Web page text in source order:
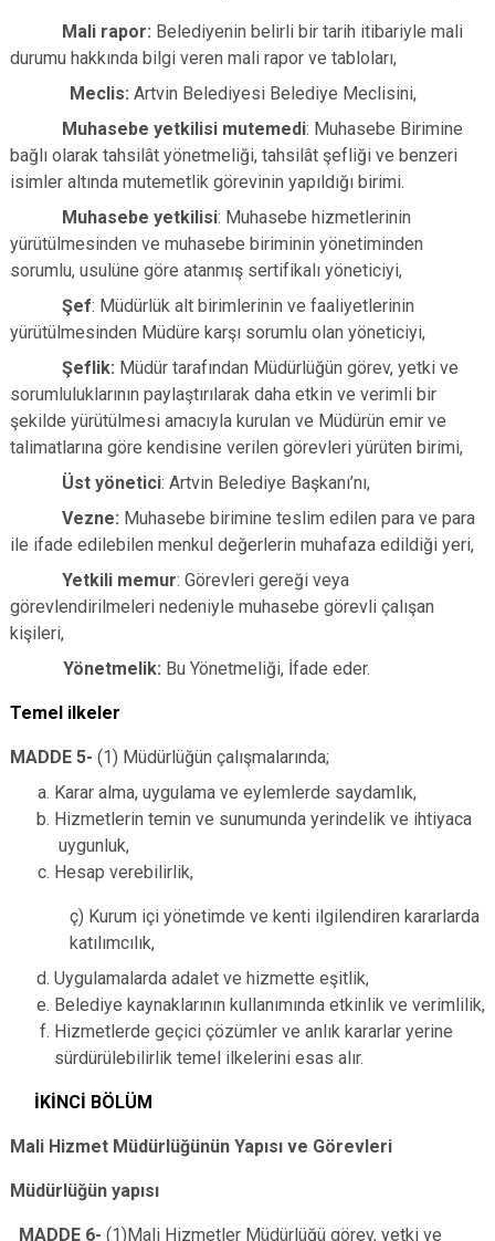
Mali rapor: Belediyenin belirli bir tarih itibariyle mali
durumu hakkında bilgi veren mali rapor ve tabloları,
Meclis: Artvin Belediyesi Belediye Meclisini,
Muhasebe yetkilisi mutemedi: Muhasebe Birimine
bağlı olarak tahsilât yönetmeliği, tahsilât şefliği ve benzeri
isimler altında mutemetlik görevinin yapıldığı birimi.
Muhasebe yetkilisi: Muhasebe hizmetlerinin
yürütülmesinden ve muhasebe biriminin yönetiminden
sorumlu, usulüne göre atanmış sertifikalı yöneticiyi,
Şef: Müdürlük alt birimlerinin ve faaliyetlerinin
yürütülmesinden Müdüre karşı sorumlu olan yöneticiyi,
Şeflik: Müdür tarafından Müdürlüğün görev, yetki ve
sorumluluklarının paylaştırılarak daha etkin ve verimli bir
şekilde yürütülmesi amacıyla kurulan ve Müdürün emir ve
talimatlarına göre kendisine verilen görevleri yürüten birimi,
Üst yönetici: Artvin Belediye Başkanı’nı,
Vezne: Muhasebe birimine teslim edilen para ve para
ile ifade edilebilen menkul değerlerin muhafaza edildiği yeri,
Yetkili memur: Görevleri gereği veya
görevlendirilmeleri nedeniyle muhasebe görevli çalışan
kişileri,
Yönetmelik: Bu Yönetmeliği, İfade eder.
Temel ilkeler
MADDE 5- (1) Müdürlüğün çalışmalarında;
Karar alma, uygulama ve eylemlerde saydamlık,
Hizmetlerin temin ve sunumunda yerindelik ve ihtiyaca
uygunluk,
Hesap verebilirlik,
ç) Kurum içi yönetimde ve kenti ilgilendiren kararlarda
katılımcılık,
Uygulamalarda adalet ve hizmette eşitlik,
Belediye kaynaklarının kullanımında etkinlik ve verimlilik,
Hizmetlerde geçici çözümler ve anlık kararlar yerine
sürdürülebilirlik temel ilkelerini esas alır.
İKİNCİ BÖLÜM
Mali Hizmet Müdürlüğünün Yapısı ve Görevleri
Müdürlüğün yapısı
MADDE 6- (1)Mali Hizmetler Müdürlüğü görev, yetki ve